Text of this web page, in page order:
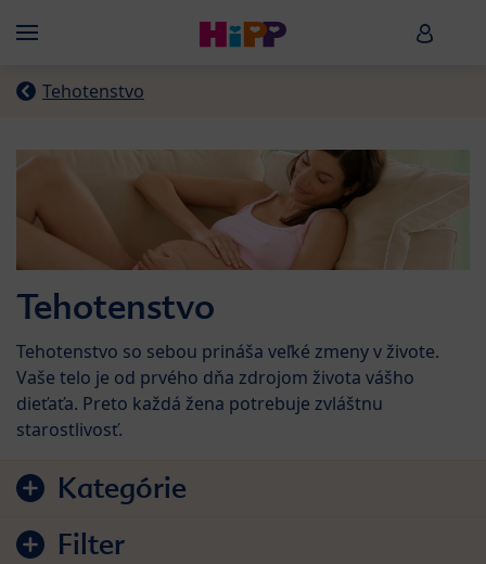
Menü HiPP
Tehotenstvo
Preskočiť na zoznam produktov
Kategórie
Filter
Tehotenstvo
Tehotenstvo so sebou prináša veľké zmeny v živote.
Vaše telo je od prvého dňa zdrojom života vášho
dieťaťa. Preto každá žena potrebuje zvláštnu
starostlivosť.